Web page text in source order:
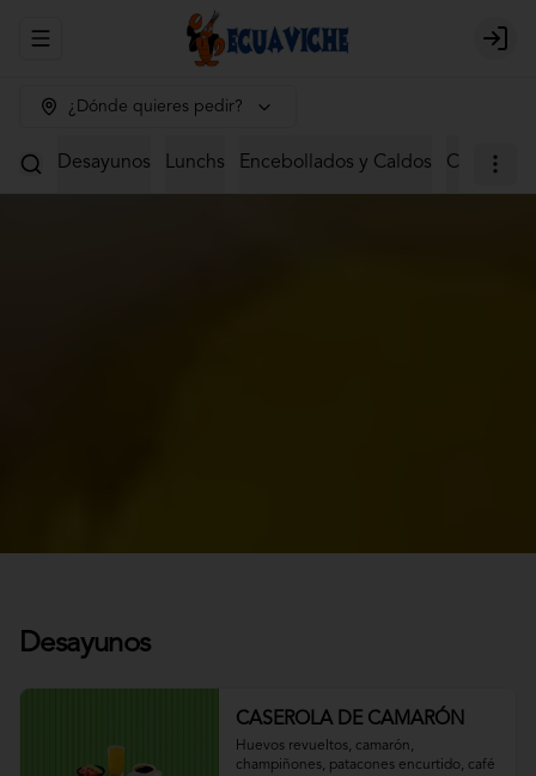
Abrir menu de navegación Login
¿Dónde quieres pedir?
Desayunos Lunchs Encebollados y Caldos Ceviches
Desayunos
CASEROLA DE CAMARÓN
Huevos revueltos, camarón,
champiñones, patacones encurtido, café